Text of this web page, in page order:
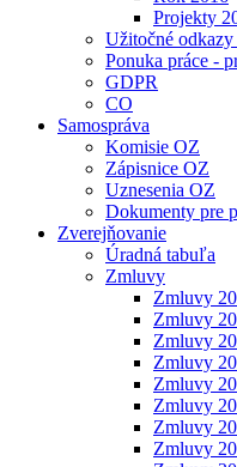
Projekty
Užitočné
Ponuka práce -
GDPR
CO
Samospráva
Komisie OZ
Zápisnice OZ
Uznesenia OZ
Dokumenty pre
Zverejňovanie
Úradná tabuľa
Zmluvy
Zmluvy
Zmluvy
Zmluvy
Zmluvy
Zmluvy
Zmluvy
Zmluvy
Zmluvy